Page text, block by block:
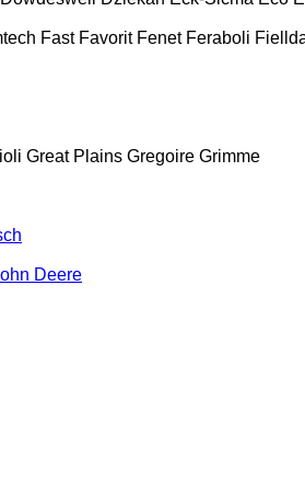
Fast Favorit Fenet Feraboli
Great Plains Gregoire Grimme
Deere